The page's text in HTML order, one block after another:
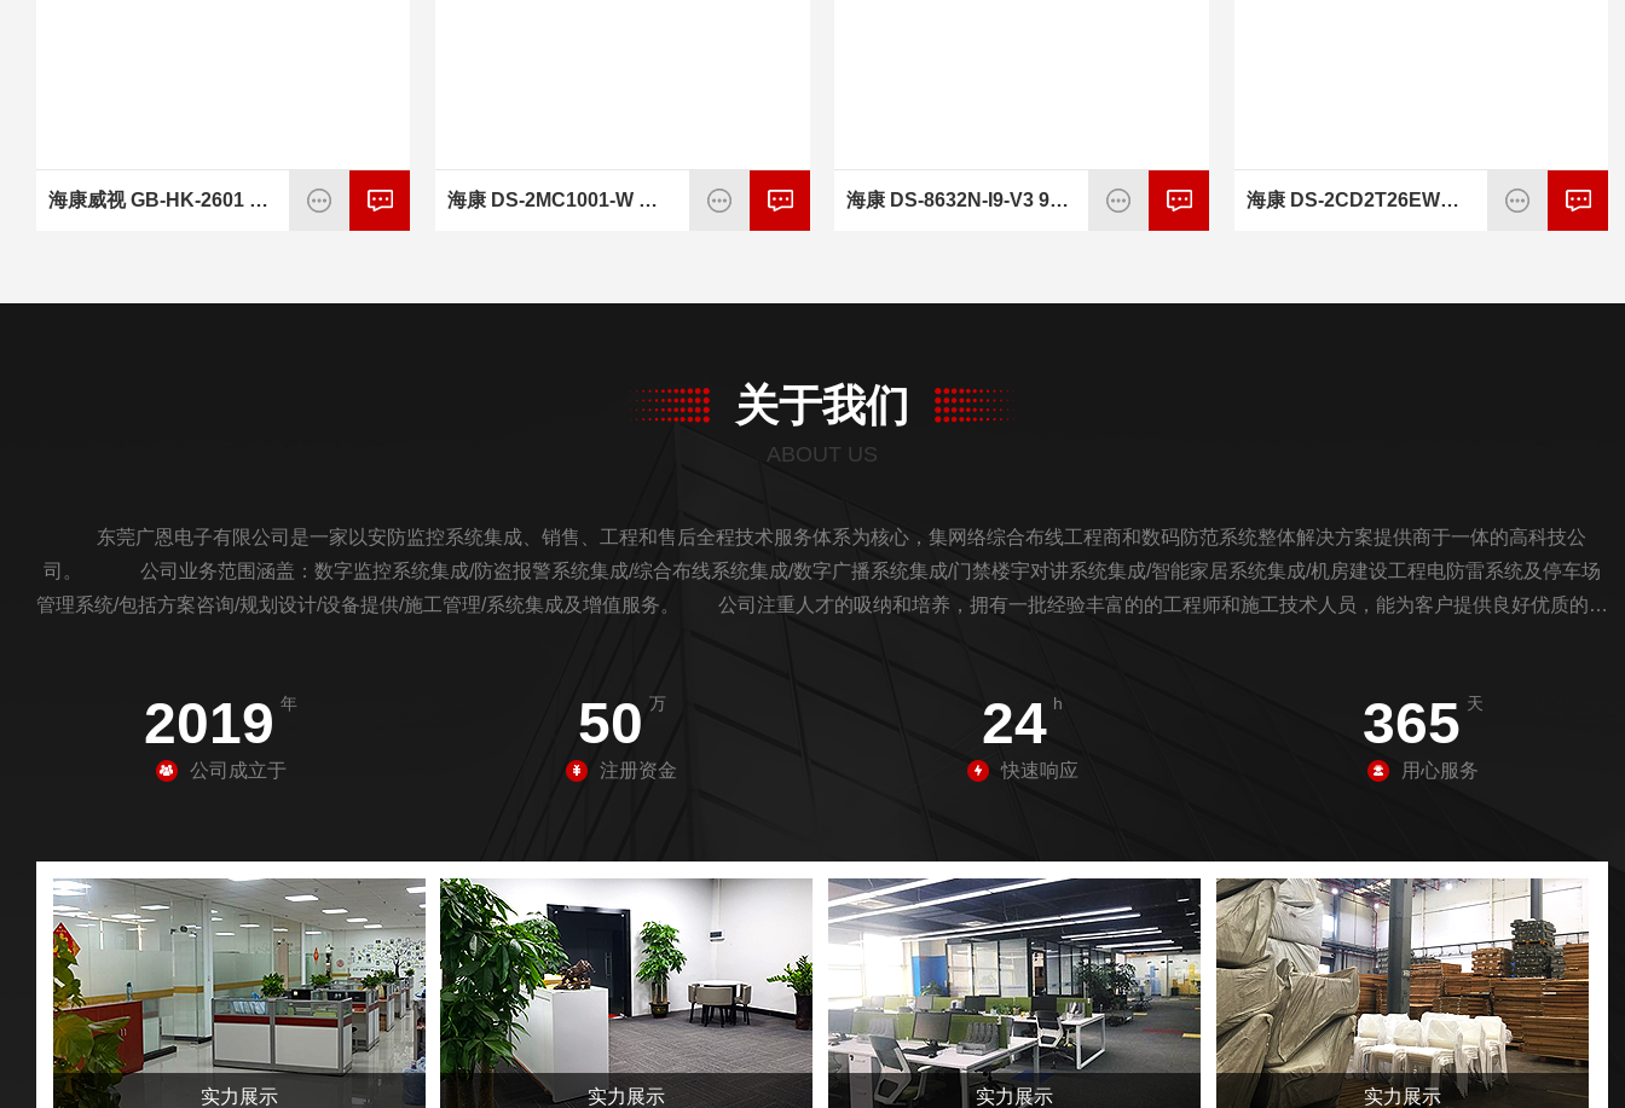
海康威视 GB-HK-2601 可燃气体报警控制器 海康 DS-2MC1001-W 室内工业听诊采集传感器 海康 DS-8632N-I9-V3 9盘位NVR硬盘录像机 海康 DS-2CD2T26EWDV3-L 200万网络摄像头
关于我们
ABOUT US
东莞广恩电子有限公司是一家以安防监控系统集成、销售、工程和售后全程技术服务体系为核心，集网络综合布线工程商和数码防范系统整体解决方案提供商于一体的高科技公
司。 公司业务范围涵盖：数字监控系统集成/防盗报警系统集成/综合布线系统集成/数字广播系统集成/门禁楼宇对讲系统集成/智能家居系统集成/机房建设工程电防雷系统及停车场
管理系统/包括方案咨询/规划设计/设备提供/施工管理/系统集成及增值服务。 公司注重人才的吸纳和培养，拥有一批经验丰富的的工程师和施工技术人员，能为客户提供良好优质的设
2019 年
公司成立于
50 万
注册资金
24 h
快速响应
365 天
用心服务
实力展示 实力展示 实力展示 实力展示